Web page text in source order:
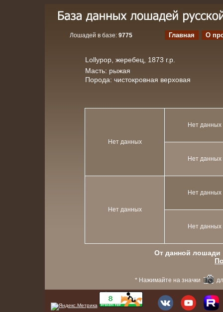
Лошадей в базе: 9775 Главная О
Lollypop, жеребец, 1873 г.р.
Масть: рыжая
Порода: чистокровная верховая
Нет данных
Нет данных
Нет данных
Нет данных
Нет данных
Нет данных
От данной лошади
* Нажимайте на значки